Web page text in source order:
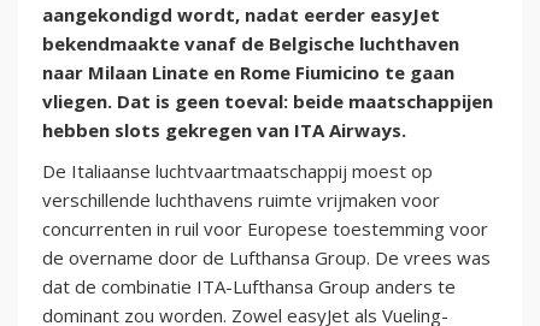
aangekondigd wordt, nadat eerder easyJet
bekendmaakte vanaf de Belgische luchthaven
naar Milaan Linate en Rome Fiumicino te gaan
vliegen. Dat is geen toeval: beide maatschappijen
hebben slots gekregen van ITA Airways.
De Italiaanse luchtvaartmaatschappij moest op
verschillende luchthavens ruimte vrijmaken voor
concurrenten in ruil voor Europese toestemming voor
de overname door de Lufthansa Group. De vrees was
dat de combinatie ITA-Lufthansa Group anders te
dominant zou worden. Zowel easyJet als Vueling-